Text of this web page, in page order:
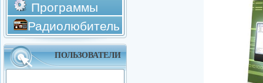
Программы
Радиолюбитель
ПОЛЬЗОВАТЕЛИ